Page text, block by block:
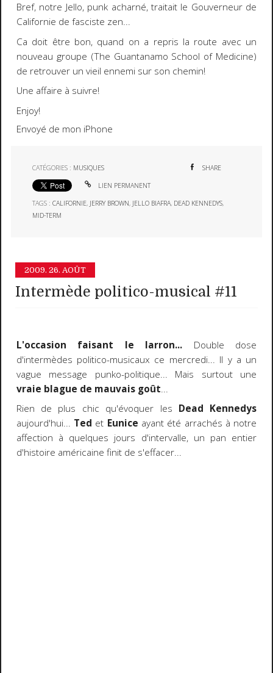
Bref, notre Jello, punk acharné, traitait le Gouverneur de
Californie de fasciste zen...
Ca doit être bon, quand on a repris la route avec un
nouveau groupe (The Guantanamo School of Medicine)
de retrouver un vieil ennemi sur son chemin!
Une affaire à suivre!
Enjoy!
Envoyé de mon iPhone
CATÉGORIES : MUSIQUES SHARE
LIEN PERMANENT
TAGS :CALIFORNIE, JERRY BROWN, JELLO BIAFRA, DEAD KENNEDYS,
MID-TERM
2009. 26. AOÛT
Intermède politico-musical #11
L'occasion faisant le larron... Double dose
d'intermèdes politico-musicaux ce mercredi... Il y a un
vague message punko-politique... Mais surtout une
vraie blague de mauvais goût...
Rien de plus chic qu'évoquer les Dead Kennedys
aujourd'hui... Ted et Eunice ayant été arrachés à notre
affection à quelques jours d'intervalle, un pan entier
d'histoire américaine finit de s'effacer...